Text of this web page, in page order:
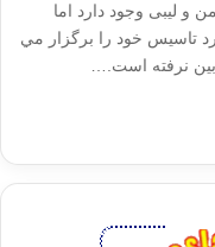
لیبی وجود دارد اما
تاسيس خود را برگزار مي
نرفته است.…